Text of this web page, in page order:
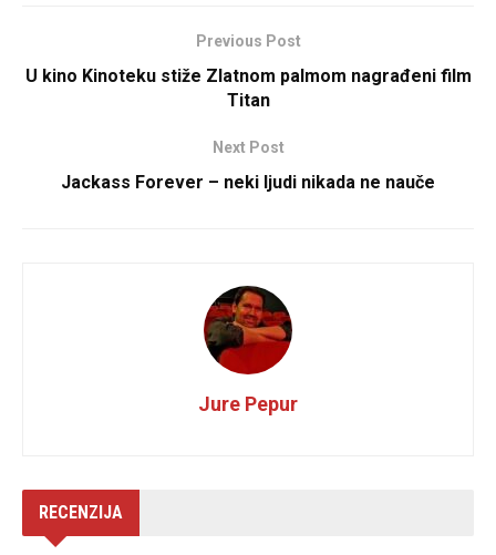
Previous Post
U kino Kinoteku stiže Zlatnom palmom nagrađeni film
Titan
Next Post
Jackass Forever – neki ljudi nikada ne nauče
Jure Pepur
RECENZIJA